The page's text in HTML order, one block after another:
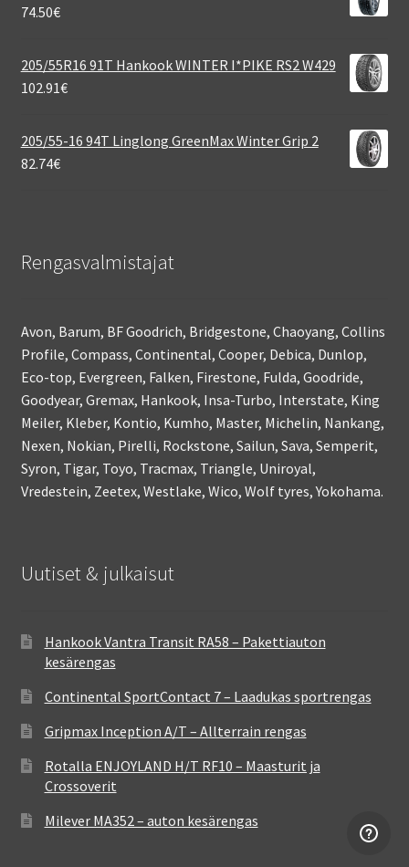
74.50€
205/55R16 91T Hankook WINTER I*PIKE RS2 W429
102.91€
205/55-16 94T Linglong GreenMax Winter Grip 2
82.74€
Rengasvalmistajat
Avon, Barum, BF Goodrich, Bridgestone, Chaoyang, Collins
Profile, Compass, Continental, Cooper, Debica, Dunlop,
Eco-top, Evergreen, Falken, Firestone, Fulda, Goodride,
Goodyear, Gremax, Hankook, Insa-Turbo, Interstate, King
Meiler, Kleber, Kontio, Kumho, Master, Michelin, Nankang,
Nexen, Nokian, Pirelli, Rockstone, Sailun, Sava, Semperit,
Syron, Tigar, Toyo, Tracmax, Triangle, Uniroyal,
Vredestein, Zeetex, Westlake, Wico, Wolf tyres, Yokohama.
Uutiset & julkaisut
Hankook Vantra Transit RA58 – Pakettiauton
kesärengas
Continental SportContact 7 – Laadukas sportrengas
Gripmax Inception A/T – Allterrain rengas
Rotalla ENJOYLAND H/T RF10 – Maasturit ja
Crossoverit
Milever MA352 – auton kesärengas